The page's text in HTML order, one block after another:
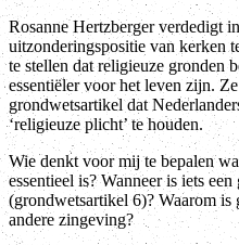
Rosanne Hertzberger verdedigt
uitzonderingspositie van kerken
te stellen dat religieuze gronden
essentiëler voor het leven zijn.
grondwetsartikel dat
‘religieuze plicht’ te houden.
Wie denkt voor mij te bepalen
essentieel is? Wanneer is iets
(grondwetsartikel 6)? Waarom is
andere zingeving?